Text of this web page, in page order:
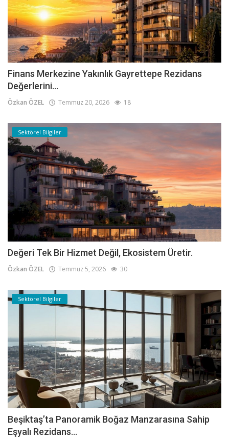
Finans Merkezine Yakınlık Gayrettepe Rezidans
Değerlerini...
Özkan ÖZEL Temmuz 20, 2026 18
Sektörel Bilgiler
Değeri Tek Bir Hizmet Değil, Ekosistem Üretir.
Özkan ÖZEL Temmuz 5, 2026 30
Sektörel Bilgiler
Beşiktaş’ta Panoramik Boğaz Manzarasına Sahip
Eşyalı Rezidans...